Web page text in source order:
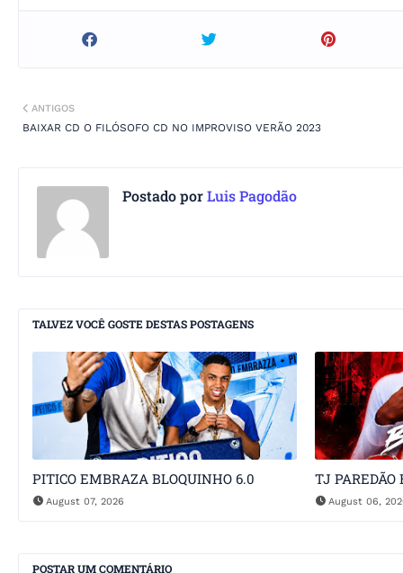
ANTIGOS
BAIXAR CD O FILÓSOFO CD NO IMPROVISO VERÃO 2023
Postado porLuis Pagodão
TALVEZ VOCÊ GOSTE DESTAS POSTAGENS
PITICO EMBRAZA BLOQUINHO 6.0
August 07, 2026
TJ PAREDÃO
August 06,
POSTAR UM COMENTÁRIO